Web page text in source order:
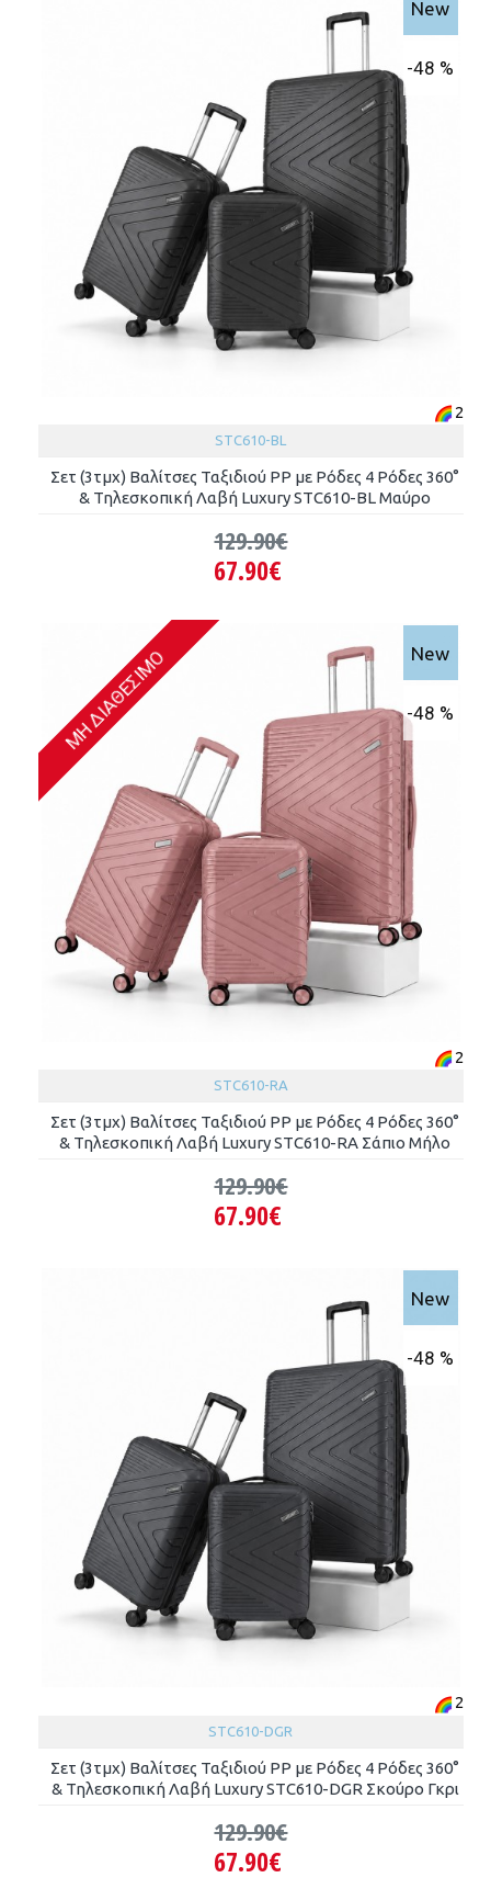
New
-48 %
2
STC610-BL
Σετ (3τμχ) Βαλίτσες Ταξιδιού PP με Ρόδες 4 Ρόδες 360°
& Τηλεσκοπική Λαβή Luxury STC610-BL Μαύρο
67.90€
129.90€
New
-48 %
ΜΗ ΔΙΑΘΈΣΙΜΟ
2
STC610-RA
Σετ (3τμχ) Βαλίτσες Ταξιδιού PP με Ρόδες 4 Ρόδες 360°
& Τηλεσκοπική Λαβή Luxury STC610-RA Σάπιο Μήλο
67.90€
129.90€
New
-48 %
2
STC610-DGR
Σετ (3τμχ) Βαλίτσες Ταξιδιού PP με Ρόδες 4 Ρόδες 360°
& Τηλεσκοπική Λαβή Luxury STC610-DGR Σκούρο Γκρι
67.90€
129.90€